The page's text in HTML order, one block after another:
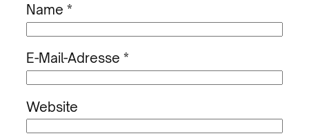
Name *
E-Mail-Adresse *
Website